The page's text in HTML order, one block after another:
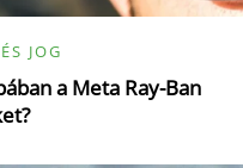
JOG
a Meta Ray-Ban